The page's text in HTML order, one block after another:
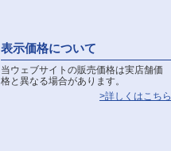
表示価格について
当ウェブサイトの販売価格は実店舗価
格と異なる場合があります。
>詳しくはこちら